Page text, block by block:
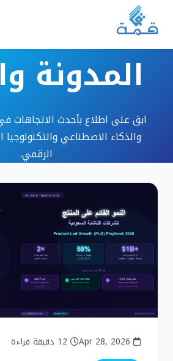
المدونة
ابق على اطلاع بأحدث الاتجاهات
والذكاء الاصطناعي والتكنولوجيا
الرقمي.